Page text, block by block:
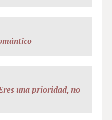
una prioridad, no